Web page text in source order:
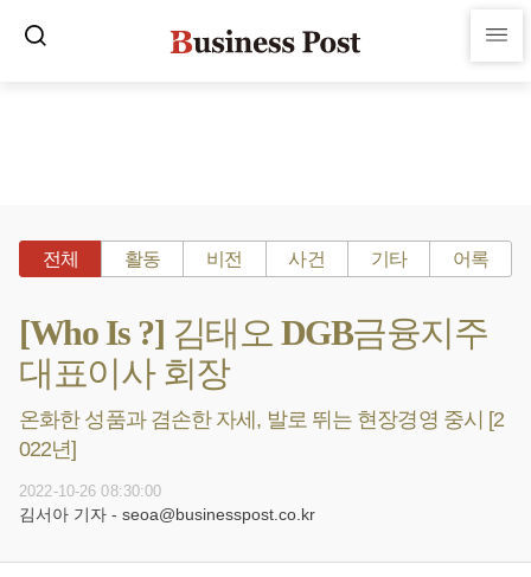
전체 활동 비전 사건 기타 어록
[Who Is ?] 김태오 DGB금융지주
대표이사 회장
온화한 성품과 겸손한 자세, 발로 뛰는 현장경영 중시 [2
022년]
2022-10-26 08:30:00
김서아 기자 - seoa@businesspost.co.kr